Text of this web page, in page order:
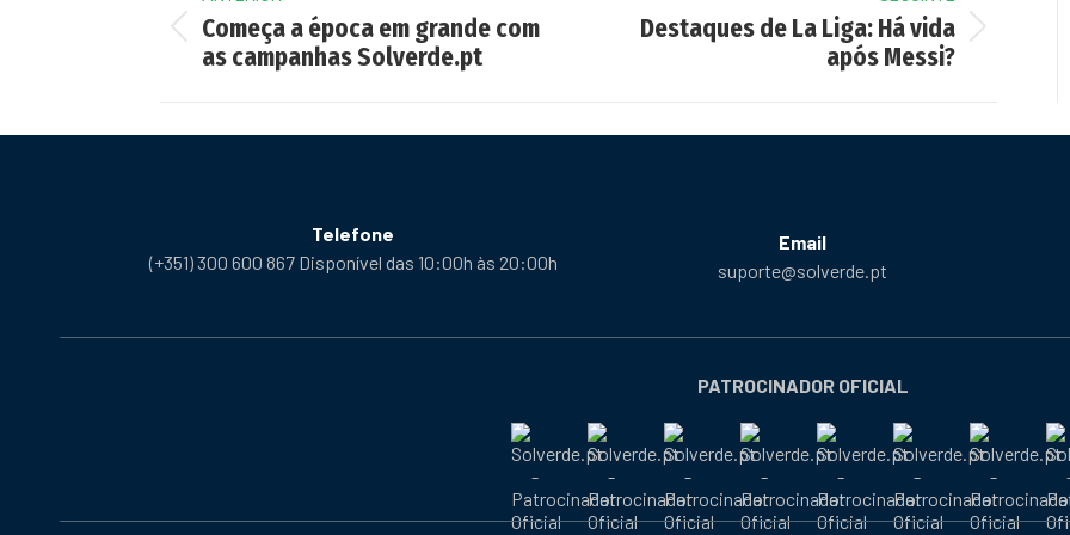
navigation
Previous
post:
Começa a época em grande com
as campanhas Solverde.pt
NextDestaques de La Liga: Há vida
após Messi?
Telefone
(+351) 300 600 867 Disponível das 10:00h às 20:00h
Email
suporte@solverde.pt
PATROCINADOR OFICIAL